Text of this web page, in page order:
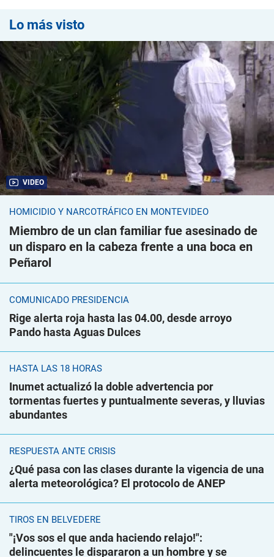
Lo más visto
VIDEO
HOMICIDIO Y NARCOTRÁFICO EN MONTEVIDEO
Miembro de un clan familiar fue asesinado de
un disparo en la cabeza frente a una boca en
Peñarol
COMUNICADO PRESIDENCIA
Rige alerta roja hasta las 04.00, desde arroyo
Pando hasta Aguas Dulces
HASTA LAS 18 HORAS
Inumet actualizó la doble advertencia por
tormentas fuertes y puntualmente severas, y lluvias
abundantes
RESPUESTA ANTE CRISIS
¿Qué pasa con las clases durante la vigencia de una
alerta meteorológica? El protocolo de ANEP
TIROS EN BELVEDERE
"¡Vos sos el que anda haciendo relajo!":
delincuentes le dispararon a un hombre y se